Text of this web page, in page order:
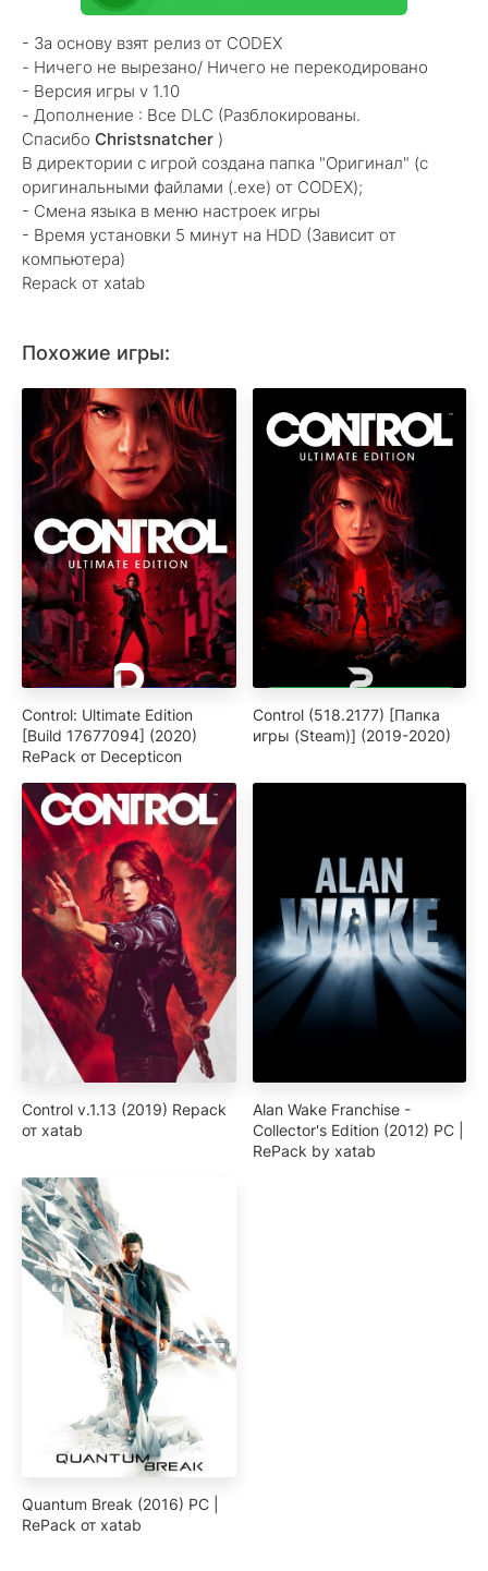
- За основу взят релиз от CODEX
- Ничего не вырезано/ Ничего не перекодировано
- Версия игры v 1.10
- Дополнение : Все DLC (Разблокированы.
Спасибо Christsnatcher )
В директории с игрой создана папка "Оригинал" (с
оригинальными файлами (.exe) от CODEX);
- Смена языка в меню настроек игры
- Время установки 5 минут на HDD (Зависит от
компьютера)
Repack от xatab
Похожие игры:
Control: Ultimate Edition
[Build 17677094] (2020)
RePack от Decepticon
Control (518.2177) [Папка
игры (Steam)] (2019-2020)
Control v.1.13 (2019) Repack
от xatab
Alan Wake Franchise -
Collector's Edition (2012) PC |
RePack by xatab
Quantum Break (2016) PC |
RePack от xatab